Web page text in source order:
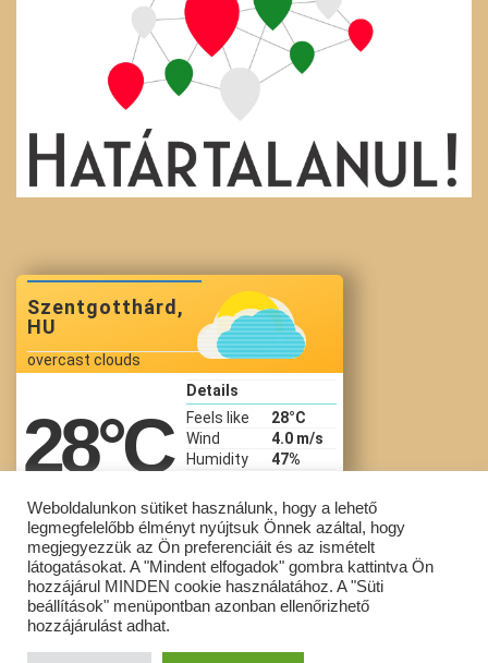
Szentgotthárd,
HU
overcast clouds
28°C
Details
Feels like
28°C
Wind
4.0 m/s
Humidity
47%
Pressure
1017 hPa
08:54 Aug 7
Copyright © Szent Gotthárd Általános Iskola All Rights Reserved.
Powered byWordPresswithLightning Theme
Weboldalunkon sütiket használunk, hogy a lehető
legmegfelelőbb élményt nyújtsuk Önnek azáltal, hogy
megjegyezzük az Ön preferenciáit és az ismételt
látogatásokat. A "Mindent elfogadok" gombra kattintva Ön
hozzájárul MINDEN cookie használatához. A "Süti
beállítások" menüpontban azonban ellenőrizhető
hozzájárulást adhat.